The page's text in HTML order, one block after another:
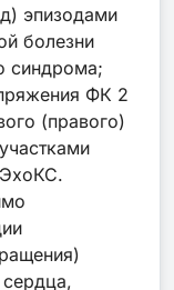
эпизодами
болезни
синдрома;
ФК 2
(правого)
ЭхоКС.